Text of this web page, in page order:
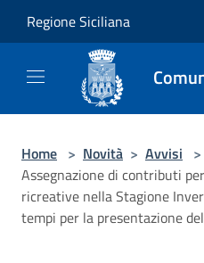
Regione Siciliana
Home > Novità > Avvisi >
Assegnazione di contributi
ricreative nella Stagione
tempi per la presentazione